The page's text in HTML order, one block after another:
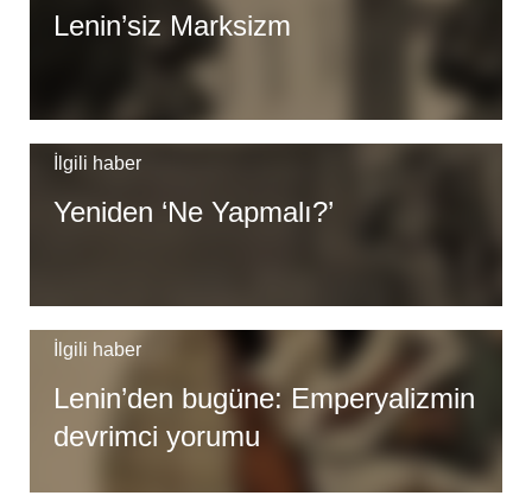
Lenin’siz Marksizm
İlgili haber
Yeniden ‘Ne Yapmalı?’
İlgili haber
Lenin’den bugüne: Emperyalizmin
devrimci yorumu